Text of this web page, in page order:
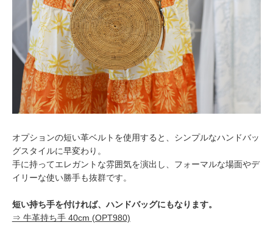
オプションの短い革ベルトを使用すると、シンプルなハンドバッ
グスタイルに早変わり。
手に持ってエレガントな雰囲気を演出し、フォーマルな場面やデ
イリーな使い勝手も抜群です。
短い持ち手を付ければ、ハンドバッグにもなります。
⇒ 牛革持ち手 40cm (OPT980)